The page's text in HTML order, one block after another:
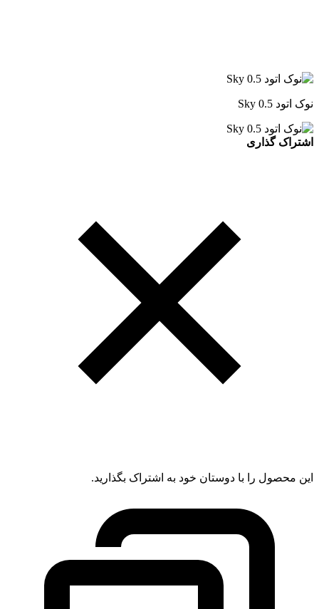
نوک اتود 0.5 Sky
اشتراک گذاری
این محصول را با دوستان خود به اشتراک بگذارید.